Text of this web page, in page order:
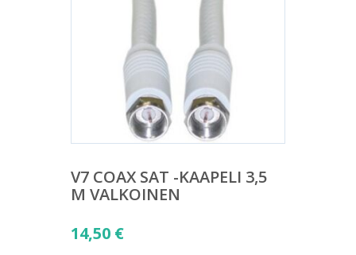
V7 COAX SAT -KAAPELI 3,5
M VALKOINEN
14,50 €